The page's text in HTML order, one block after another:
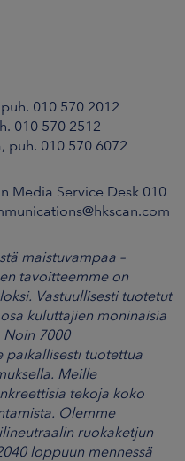
010 570 2012
010 570 2512
puh. 010 570 6072
Media Service Desk 010
maistuvampaa –
tavoitteemme on
Vastuullisesti tuotetut
kuluttajien moninaisia
Noin 7000
paikallisesti tuotettua
Meille
tekoja koko
Olemme
ruokaketjun
loppuun mennessä